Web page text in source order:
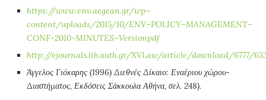
https://www.env.aegean.gr/wp–
content/uploads/2015/10/ENV–POLICY–MANAGEMENT–
CONF-2010-MINUTES–Versionpdf
http://ejournals.lib.auth.gr/XVLaw/article/download/6777/
Άγγελος Γιόκαρης (1996) Διεθνές Δίκαιο: Εναέριου χώρου-
Διαστήματος, Εκδόσεις Σάκκουλα Αθήνα, σελ. 248).